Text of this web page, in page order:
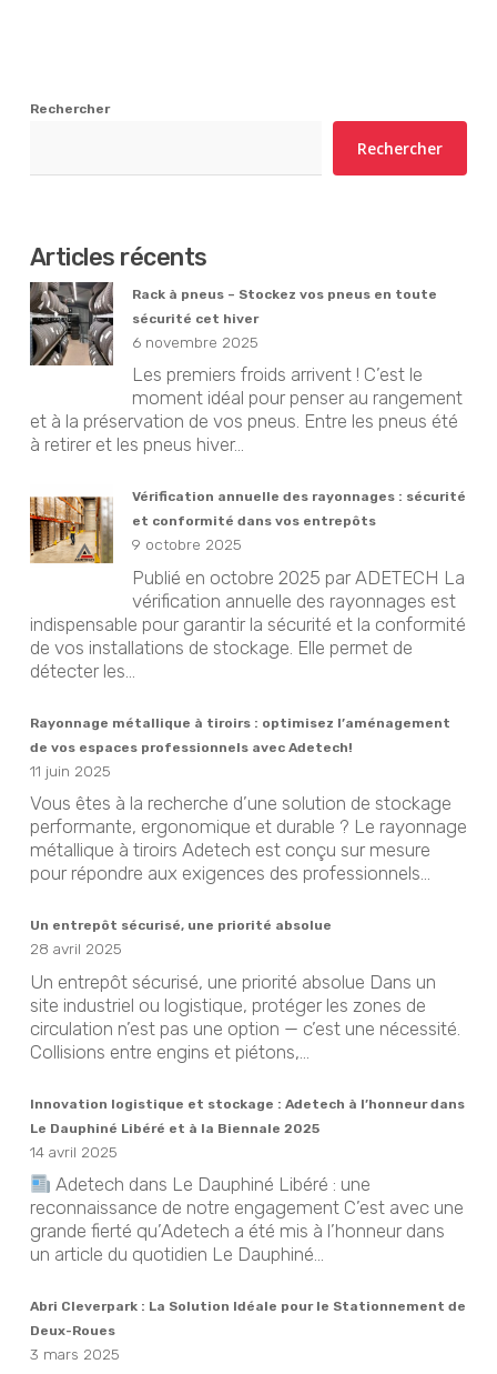
Rechercher
Rechercher
Articles récents
Rack à pneus – Stockez vos pneus en toute
sécurité cet hiver
6 novembre 2025
Les premiers froids arrivent ! C’est le
moment idéal pour penser au rangement
et à la préservation de vos pneus. Entre les pneus été
à retirer et les pneus hiver...
Vérification annuelle des rayonnages : sécurité
et conformité dans vos entrepôts
9 octobre 2025
Publié en octobre 2025 par ADETECH La
vérification annuelle des rayonnages est
indispensable pour garantir la sécurité et la conformité
de vos installations de stockage. Elle permet de
détecter les...
Rayonnage métallique à tiroirs : optimisez l’aménagement
de vos espaces professionnels avec Adetech!
11 juin 2025
Vous êtes à la recherche d’une solution de stockage
performante, ergonomique et durable ? Le rayonnage
métallique à tiroirs Adetech est conçu sur mesure
pour répondre aux exigences des professionnels...
Un entrepôt sécurisé, une priorité absolue
28 avril 2025
Un entrepôt sécurisé, une priorité absolue Dans un
site industriel ou logistique, protéger les zones de
circulation n’est pas une option — c’est une nécessité.
Collisions entre engins et piétons,...
Innovation logistique et stockage : Adetech à l’honneur dans
Le Dauphiné Libéré et à la Biennale 2025
14 avril 2025
Adetech dans Le Dauphiné Libéré : une
reconnaissance de notre engagement C’est avec une
grande fierté qu’Adetech a été mis à l’honneur dans
un article du quotidien Le Dauphiné...
Abri Cleverpark : La Solution Idéale pour le Stationnement de
Deux-Roues
3 mars 2025